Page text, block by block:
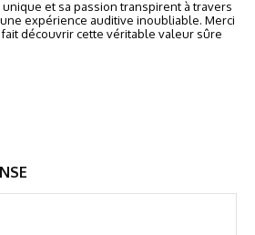
unique et sa passion transpirent à travers
expérience auditive inoubliable. Merci
découvrir cette véritable valeur sûre